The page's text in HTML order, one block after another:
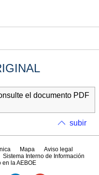
el documento PDF
subir
Mapa
Aviso legal
Sistema Interno de Información
en la AEBOE